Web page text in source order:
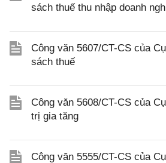
sách thuế thu nhập doanh
Công văn 5607/CT-CS của
sách thuế
Công văn 5608/CT-CS của
trị gia tăng
Công văn 5555/CT-CS của